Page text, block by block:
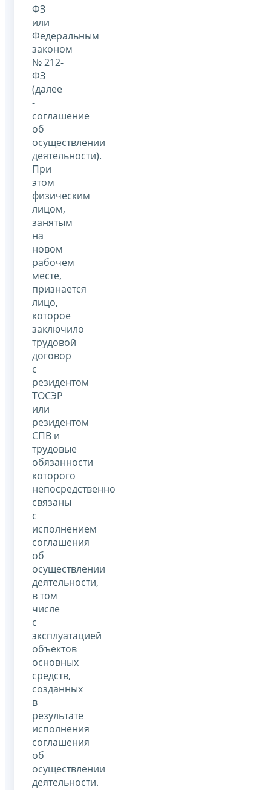
ФЗ
или
Федеральным
законом
№ 212-
ФЗ
(далее
-
соглашение
об
осуществлении
деятельности).
При
этом
физическим
лицом,
занятым
на
новом
рабочем
месте,
признается
лицо,
которое
заключило
трудовой
договор
с
резидентом
ТОСЭР
или
резидентом
СПВ и
трудовые
обязанности
которого
непосредственно
связаны
с
исполнением
соглашения
об
осуществлении
деятельности,
в том
числе
с
эксплуатацией
объектов
основных
средств,
созданных
в
результате
исполнения
соглашения
об
осуществлении
деятельности.